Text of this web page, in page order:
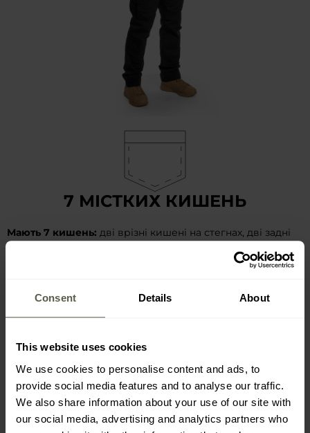
Consent Details About
This website uses cookies
We use cookies to personalise content and ads, to
provide social media features and to analyse our traffic.
We also share information about your use of our site with
our social media, advertising and analytics partners who
7 МІСТКИХ КИШЕНЬ
Мають 7 кишень: дві врізні кишені на стегнах, дві задні
кишені на липучках, дві просторі кишені карго, які
вміщують велику кількість спорядження, і одну плоску
магазину. Над кишенями карго, по центру, розташоване
невеликевідділення для ручки
ЗАСТІБКА-БЛИСКАВКА YKK,
ЗАСТІБКИ PRYM, ПОСИЛЕНІ